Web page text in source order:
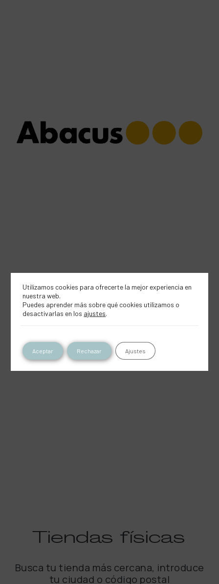
Tiendas físicas
Busca tu tienda más cercana, introduce
tu ciudad o código postal
Utilizamos cookies para ofrecerte la mejor experiencia en
nuestra web.
Puedes aprender más sobre qué cookies utilizamos o
desactivarlas en los ajustes.
Aceptar Rechazar Ajustes